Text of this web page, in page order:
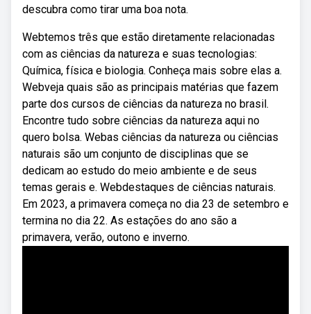
descubra como tirar uma boa nota.
Webtemos três que estão diretamente relacionadas
com as ciências da natureza e suas tecnologias:
Química, física e biologia. Conheça mais sobre elas a.
Webveja quais são as principais matérias que fazem
parte dos cursos de ciências da natureza no brasil.
Encontre tudo sobre ciências da natureza aqui no
quero bolsa. Webas ciências da natureza ou ciências
naturais são um conjunto de disciplinas que se
dedicam ao estudo do meio ambiente e de seus
temas gerais e. Webdestaques de ciências naturais.
Em 2023, a primavera começa no dia 23 de setembro e
termina no dia 22. As estações do ano são a
primavera, verão, outono e inverno.